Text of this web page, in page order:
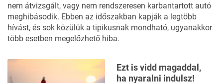
nem átvizsgált, vagy nem rendszeresen karbantartott autó
meghibásodik. Ebben az időszakban kapják a legtöbb
hívást, és sok közülük a tipikusnak mondható, ugyanakkor
több esetben megelőzhető hiba.
Ezt is vidd magaddal,
ha nyaralni indulsz!